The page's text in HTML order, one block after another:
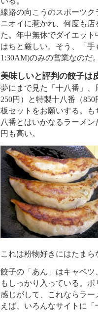
線路の向こうのスポーツ
ニオイに惹かれ、何度も
た。年中無休でダイエッ
はちと厳しい。そう、「手
1:30AM)のみの営業なのだ
美味しいと評判の餃子は
夢にまで見た「十八番」
250円）と特製十八番（
板セットをお願いする。
八番とはいかなるラーメ
円も高い。
これは粉物好きにはたまら
餃子の「あん」はキャベ
もしっかり入っている。
感じがして、これならラ
えば、いろんなサイトに